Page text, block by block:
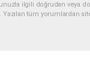
ilgili doğrudan veya
Yazılan tüm yorumlardan